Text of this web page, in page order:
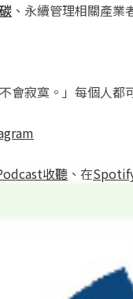
、永續管理相關產業
會寂寞。」每個人都
收聽 、在